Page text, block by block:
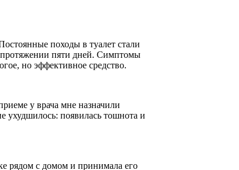
походы в туалет стали
протяжении пяти дней. Симптомы
но эффективное средство.
у врача мне назначили
ухудшилось: появилась тошнота и
рядом с домом и принимала его